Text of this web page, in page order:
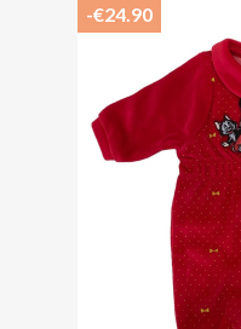
-€24.90